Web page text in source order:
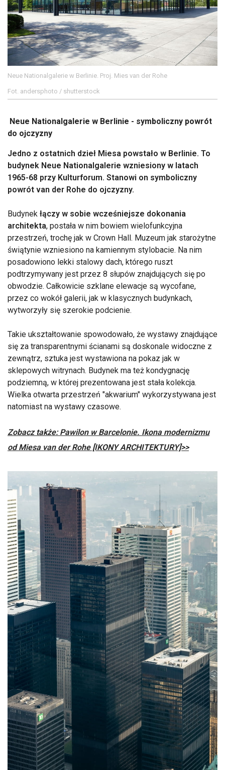
Neue Nationalgalerie w Berlinie. Proj. Mies van der Rohe
Fot. andersphoto / shutterstock
Neue Nationalgalerie w Berlinie - symboliczny powrót
do ojczyzny
Jedno z ostatnich dzieł Miesa powstało w Berlinie. To
budynek Neue Nationalgalerie wzniesiony w latach
1965-68 przy Kulturforum. Stanowi on symboliczny
powrót van der Rohe do ojczyzny.
Budynek łączy w sobie wcześniejsze dokonania
architekta, postała w nim bowiem wielofunkcyjna
przestrzeń, trochę jak w Crown Hall. Muzeum jak starożytne
świątynie wzniesiono na kamiennym stylobacie. Na nim
posadowiono lekki stalowy dach, którego ruszt
podtrzymywany jest przez 8 słupów znajdujących się po
obwodzie. Całkowicie szklane elewacje są wycofane,
przez co wokół galerii, jak w klasycznych budynkach,
wytworzyły się szerokie podcienie.
Takie ukształtowanie spowodowało, że wystawy znajdujące
się za transparentnymi ścianami są doskonale widoczne z
zewnątrz, sztuka jest wystawiona na pokaz jak w
sklepowych witrynach. Budynek ma też kondygnację
podziemną, w której prezentowana jest stała kolekcja.
Wielka otwarta przestrzeń "akwarium" wykorzystywana jest
natomiast na wystawy czasowe.
Zobacz także: Pawilon w Barcelonie. Ikona modernizmu
od Miesa van der Rohe [IKONY ARCHITEKTURY]>>